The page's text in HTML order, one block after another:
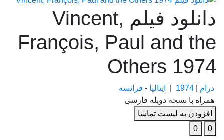
دانلود فیلم Vincent,
François, Paul and the
Others 1974
درام 1974 ایتالیا - فرانسه
همراه با نسخه دوبله فارسی
افزودن به لیست تماشا
0
0